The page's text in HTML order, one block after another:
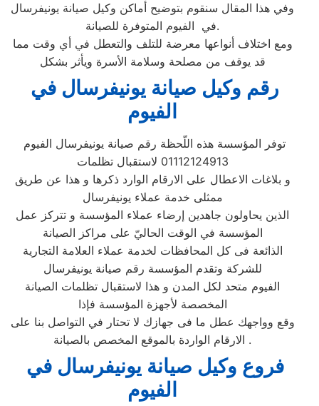
وفي هذا المقال سنقوم بتوضيح أماكن وكيل صيانة يونيفرسال
في الفيوم المتوفرة للصيانة.
ومع اختلاف أنواعها معرضة للتلف والتعطل في أي وقت مما
قد يوقف من مصلحة وسلامة الأسرة ويأثر بشكل
رقم وكيل صيانة يونيفرسال في
الفيوم
توفر المؤسسة هذه اللّحظة رقم صيانة يونيفرسال الفيوم
01112124913 لاستقبال تظلمات
و بلاغات الاعطال على الارقام الوارد ذكرها و هذا عن طريق
ممثلى خدمة عملاء يونيفرسال
الذين يحاولون جاهدين إرضاء عملاء المؤسسة و تتركز عمل
المؤسسة في الوقت الحاليّ على مراكز الصيانة
الذائعة فى كل المحافظات لخدمة عملاء العلامة التجارية
للشركة وتقدم المؤسسة رقم صيانة يونيفرسال
الفيوم متحد لكل المدن و هذا لاستقبال تظلمات الصيانة
المخصصة لأجهزة المؤسسة فإذا
وقع وواجهك عطل ما فى جهازك لا تحتار في التواصل بنا على
الارقام الواردة بالموقع المخصص بالصيانة .
فروع وكيل صيانة يونيفرسال في
الفيوم